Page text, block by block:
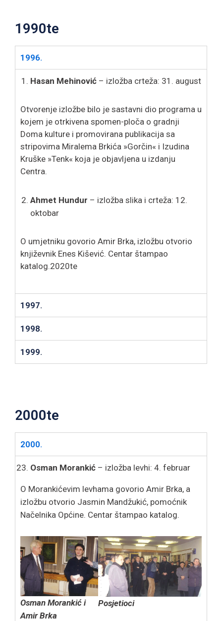
1990te
1996.
Hasan Mehinović – izložba crteža: 31. august
Otvorenje izložbe bilo je sastavni dio programa u
kojem je otrkivena spomen-ploča o gradnji
Doma kulture i promovirana publikacija sa
stripovima Miralema Brkića »Gorčin« i Izudina
Kruške »Tenk« koja je objavljena u izdanju
Centra.
Ahmet Hundur – izložba slika i crteža: 12.
oktobar
O umjetniku govorio Amir Brka, izložbu otvorio
književnik Enes Kišević. Centar štampao
katalog.2020te
1997.
1998.
1999.
2000te
2000.
Osman Morankić – izložba levhi: 4. februar
O Morankićevim levhama govorio Amir Brka, a
izložbu otvorio Jasmin Mandžukić, pomoćnik
Načelnika Općine. Centar štampao katalog.
Osman Morankić i
Amir Brka
Posjetioci